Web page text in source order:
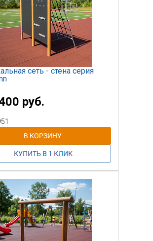
сеть - стена серия
руб.